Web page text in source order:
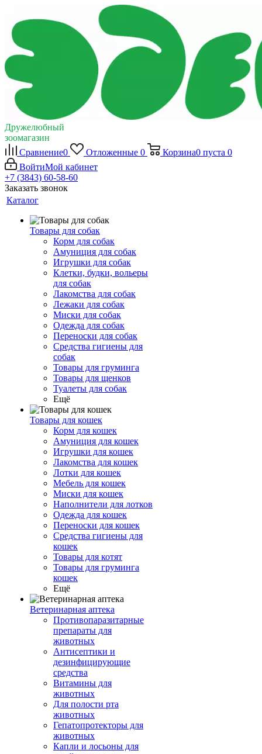
Дружелюбный
зоомагазин
Сравнение0 Отложенные 0 Корзина0 пуста 0
ВойтиМой кабинет
+7 (3843) 60-58-60
Заказать звонок
Каталог
Товары для собак
Корм для собак
Амуниция для собак
Игрушки для собак
Клетки, будки, вольеры
для собак
Лакомства для собак
Лежаки для собак
Миски для собак
Одежда для собак
Переноски для собак
Средства гигиены для
собак
Товары для груминга
Товары для щенков
Туалеты для собак
Ещё
Товары для кошек
Корм для кошек
Амуниция для кошек
Игрушки для кошек
Лакомства для кошек
Лотки для кошек
Мебель для кошек
Миски для кошек
Наполнители для лотков
Одежда для кошек
Переноски для кошек
Средства гигиены для
кошек
Товары для котят
Товары для груминга
кошек
Ещё
Ветеринарная аптека
Противопаразитарные
препараты для
животных
Антисептики и
дезинфицирующие
средства
Витамины для
животных
Для полости рта
животных
Гепатопротекторы для
животных
Капли и лосьоны для